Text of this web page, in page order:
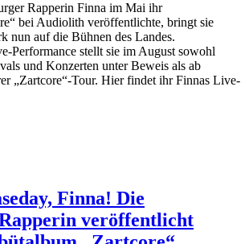
Rapperin Finna im Mai ihr
bei Audiolith veröffentlichte, bringt sie
nun auf die Bühnen des Landes.
Performance stellt sie im August sowohl
und Konzerten unter Beweis als ab
„Zartcore“-Tour. Hier findet ihr Finnas Live-
Finna! Die
veröffentlicht